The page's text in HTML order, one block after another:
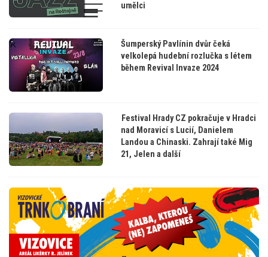
umělci
Šumperský Pavlínin dvůr čeká
velkolepá hudební rozlučka s létem
během Revival Invaze 2024
Festival Hrady CZ pokračuje v Hradci
nad Moravicí s Lucií, Danielem
Landou a Chinaski. Zahrají také Mig
21, Jelen a další